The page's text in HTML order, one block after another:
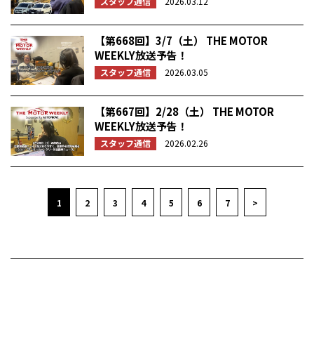
【第668回】3/7（土） THE MOTOR
WEEKLY放送予告！
スタッフ通信 2026.03.05
【第667回】2/28（土） THE MOTOR
WEEKLY放送予告！
スタッフ通信 2026.02.26
1 2 3 4 5 6 7 >